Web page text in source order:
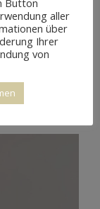
aller
über
Ihrer
von